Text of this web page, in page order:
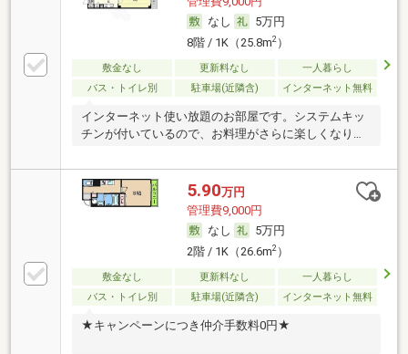
なし
5万円
8階 / 1K（25.8m2）
敷金なし 更新料なし
一人暮らし
バス・トイレ別
駐車場(近隣含) インターネット無料
インターネット使い放題のお部屋です。システムキッ
チンが付いているので、お料理がさらに楽しくなりま
5.90万円
管理費9,000円
なし
5万円
2階 / 1K（26.6m2）
敷金なし 更新料なし
一人暮らし
バス・トイレ別
駐車場(近隣含) インターネット無料
★キャンペーンにつき仲介手数料0円★